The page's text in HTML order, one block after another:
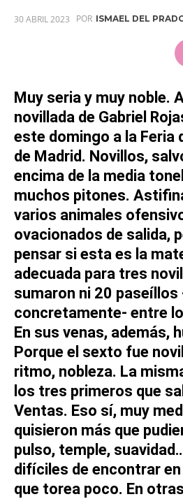
30 ABRIL 2023 POR ISMAEL DEL
Muy seria y muy noble.
novillada de Gabriel
este domingo a la Feria
de Madrid. Novillos,
encima de la media
muchos pitones.
varios animales
ovacionados de salida,
pensar si esta es la
adecuada para tres
sumaron ni 20 paseíllos
concretamente- entre
En sus venas, además,
Porque el sexto fue
ritmo, nobleza. La
los tres primeros que
Ventas. Eso sí, muy
quisieron más que
pulso, temple,
difíciles de encontrar en
que torea poco. En